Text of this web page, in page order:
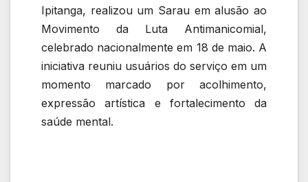
Ipitanga, realizou um Sarau em alusão ao
Movimento da Luta Antimanicomial,
celebrado nacionalmente em 18 de maio. A
iniciativa reuniu usuários do serviço em um
momento marcado por acolhimento,
expressão artística e fortalecimento da
saúde mental.